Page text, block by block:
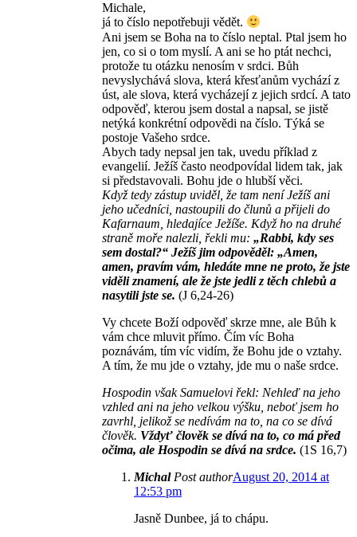
Michale,
já to číslo nepotřebuji vědět.
Ani jsem se Boha na to číslo neptal. Ptal jsem ho
jen, co si o tom myslí. A ani se ho ptát nechci,
protože tu otázku nenosím v srdci. Bůh
nevyslychává slova, která křesťanům vychází z
úst, ale slova, která vycházejí z jejich srdcí. A tato
odpověď, kterou jsem dostal a napsal, se jistě
netýká konkrétní odpovědi na číslo. Týká se
postoje Vašeho srdce.
Abych tady nepsal jen tak, uvedu příklad z
evangelií. Ježíš často neodpovídal lidem tak, jak
si představovali. Bohu jde o hlubší věci.
Když tedy zástup uviděl, že tam není Ježíš ani
jeho učedníci, nastoupili do člunů a přijeli do
Kafarnaum, hledajíce Ježíše. Když ho na druhé
straně moře nalezli, řekli mu: „Rabbi, kdy ses
sem dostal?“ Ježíš jim odpověděl: „Amen,
amen, pravím vám, hledáte mne ne proto, že jste
viděli znamení, ale že jste jedli z těch chlebů a
nasytili jste se. (J 6,24-26)
Vy chcete Boží odpověď skrze mne, ale Bůh k
vám chce mluvit přímo. Čím víc Boha
poznávám, tím víc vidím, že Bohu jde o vztahy.
A tím, že mu jde o vztahy, jde mu o naše srdce.
Hospodin však Samuelovi řekl: Nehleď na jeho
vzhled ani na jeho velkou výšku, neboť jsem ho
zavrhl, jelikož se nedívám na to, na co se dívá
člověk. Vždyť člověk se dívá na to, co má před
očima, ale Hospodin se dívá na srdce. (1S 16,7)
Michal Post authorAugust 20, 2014 at
12:53 pm
Jasně Dunbee, já to chápu.